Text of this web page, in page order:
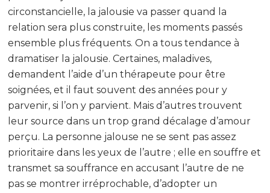
circonstancielle, la jalousie va passer quand la
relation sera plus construite, les moments passés
ensemble plus fréquents. On a tous tendance à
dramatiser la jalousie. Certaines, maladives,
demandent l’aide d’un thérapeute pour être
soignées, et il faut souvent des années pour y
parvenir, si l’on y parvient. Mais d’autres trouvent
leur source dans un trop grand décalage d’amour
perçu. La personne jalouse ne se sent pas assez
prioritaire dans les yeux de l’autre ; elle en souffre et
transmet sa souffrance en accusant l’autre de ne
pas se montrer irréprochable, d’adopter un